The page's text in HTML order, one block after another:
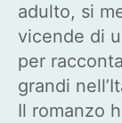
adulto, si
vicende di
per
grandi
Il romanzo